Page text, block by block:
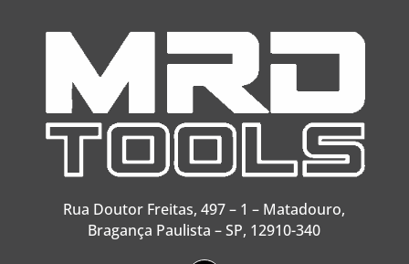
Rua Doutor Freitas, 497 – 1 – Matadouro,
Bragança Paulista – SP, 12910-340